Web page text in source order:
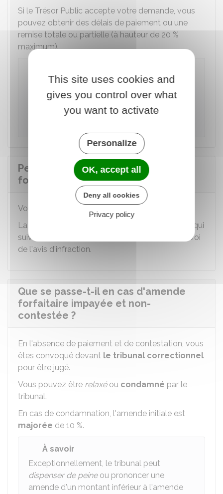
Si le Trésor Public accepte votre demande, vous
pouvez obtenir des délais de paiement ou une
remise totale ou partielle (à hauteur de 20 %
maximum).
En l'absence de paiement de l'amende,
l'affaire fait l'objet d'un traitement judiciaire
qui peut aboutir à unprocès devant le
Peut-on contester une amende
forfaitaire pour usage de drogues ?
Vous pouvez contester l'amende forfaitaire.
La
jours qui
suivent la constatation de l'infraction ou de l'envoi
de l'avis d'infraction.
Que se passe-t-il en cas d'amende
forfaitaire impayée et non-
contestée ?
En l'absence de paiement et de contestation, vous
êtes convoqué devant le tribunal correctionnel
pour être jugé.
Vous pouvez être relaxéou condamné par le
tribunal.
En cas de condamnation, l'amende initiale est
majorée de 10 %.
À savoir
Exceptionnellement, le tribunal peut
dispenser de peineou prononcer une
amende d'un montant inférieur à l'amende
This site uses cookies and
gives you control over what
you want to activate
Personalize
OK, accept all
Deny all cookies
Privacy policy